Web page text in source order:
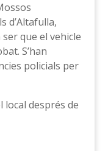
d’Altafulla,
que el vehicle
S’han
policials per
local després de